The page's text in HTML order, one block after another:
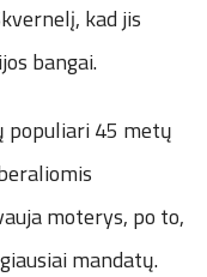
kad jis
bangai.
populiari 45 metų
moterys, po to,
mandatų.